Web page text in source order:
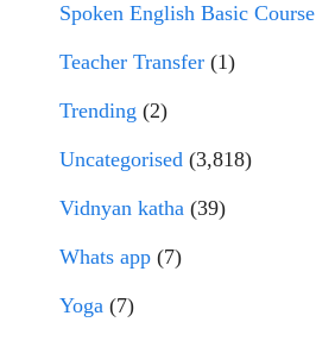
Spoken English Basic Course
Teacher Transfer (1)
Trending (2)
Uncategorised (3,818)
Vidnyan katha (39)
Whats app (7)
Yoga (7)